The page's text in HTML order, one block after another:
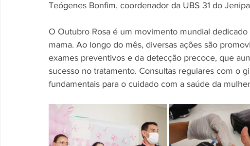
Teógenes Bonfim, coordenador da UBS 31 do
O Outubro Rosa é um movimento mundial
mama. Ao longo do mês, diversas ações são
exames preventivos e da detecção precoce, que
sucesso no tratamento. Consultas regulares com o
fundamentais para o cuidado com a saúde da